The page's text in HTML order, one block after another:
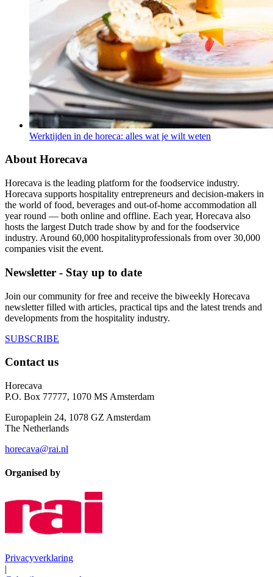
Werktijden in de horeca: alles wat je wilt weten
About Horecava
Horecava is the leading platform for the foodservice industry.
Horecava supports hospitality entrepreneurs and decision-makers in
the world of food, beverages and out-of-home accommodation all
year round — both online and offline. Each year, Horecava also
hosts the largest Dutch trade show by and for the foodservice
industry. Around 60,000 hospitalityprofessionals from over 30,000
companies visit the event.
Newsletter - Stay up to date
Join our community for free and receive the biweekly Horecava
newsletter filled with articles, practical tips and the latest trends and
developments from the hospitality industry.
SUBSCRIBE
Contact us
Horecava
P.O. Box 77777, 1070 MS Amsterdam
Europaplein 24, 1078 GZ Amsterdam
The Netherlands
horecava@rai.nl
Organised by
Privacyverklaring
|